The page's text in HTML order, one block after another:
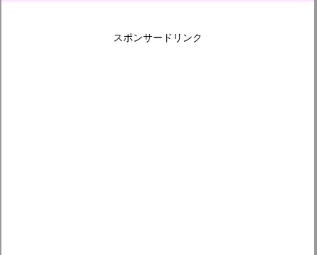
スポンサードリンク